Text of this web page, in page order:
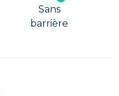
Sans
barrière